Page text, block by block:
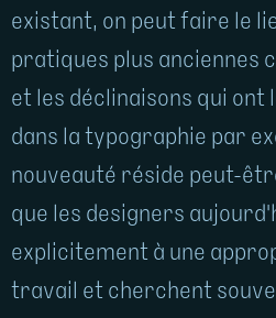
existant, on peut faire le
pratiques plus anciennes
et les déclinaisons qui
dans la typographie par
nouveauté réside peut-
que les designers
explicitement à une
travail et cherchent